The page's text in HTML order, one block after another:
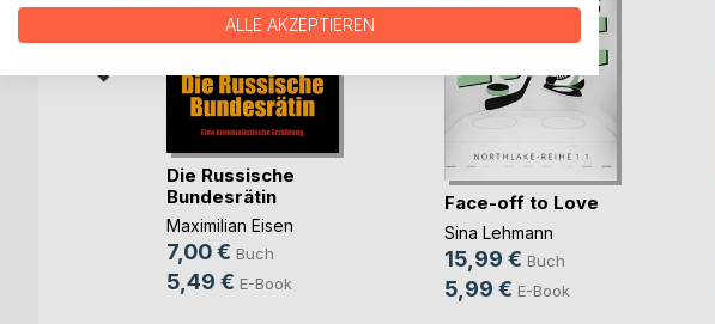
Die Russische
Bundesrätin
Maximilian Eisen
7,00 € Buch
5,49 € E-Book
Face-off to Love
Sina Lehmann
15,99 € Buch
5,99 € E-Book
ALLE AKZEPTIEREN